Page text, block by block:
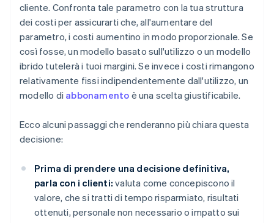
cliente. Confronta tale parametro con la tua struttura
dei costi per assicurarti che, all'aumentare del
parametro, i costi aumentino in modo proporzionale. Se
così fosse, un modello basato sull'utilizzo o un modello
ibrido tutelerà i tuoi margini. Se invece i costi rimangono
relativamente fissi indipendentemente dall'utilizzo, un
modello di abbonamento è una scelta giustificabile.
Ecco alcuni passaggi che renderanno più chiara questa
decisione:
Prima di prendere una decisione definitiva,
parla con i clienti: valuta come concepiscono il
valore, che si tratti di tempo risparmiato, risultati
ottenuti, personale non necessario o impatto sui